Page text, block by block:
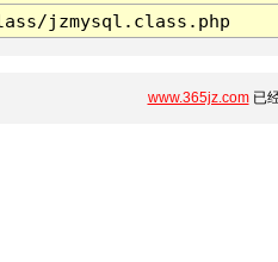
jzmysql.class.php
www.365jz.com已